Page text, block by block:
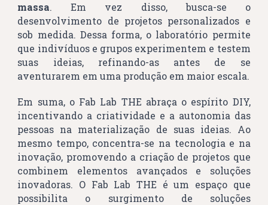
massa. Em vez disso, busca-se o
desenvolvimento de projetos personalizados e
sob medida. Dessa forma, o laboratório permite
que indivíduos e grupos experimentem e testem
suas ideias, refinando-as antes de se
aventurarem em uma produção em maior escala.
Em suma, o Fab Lab THE abraça o espírito DIY,
incentivando a criatividade e a autonomia das
pessoas na materialização de suas ideias. Ao
mesmo tempo, concentra-se na tecnologia e na
inovação, promovendo a criação de projetos que
combinem elementos avançados e soluções
inovadoras. O Fab Lab THE é um espaço que
possibilita o surgimento de soluções